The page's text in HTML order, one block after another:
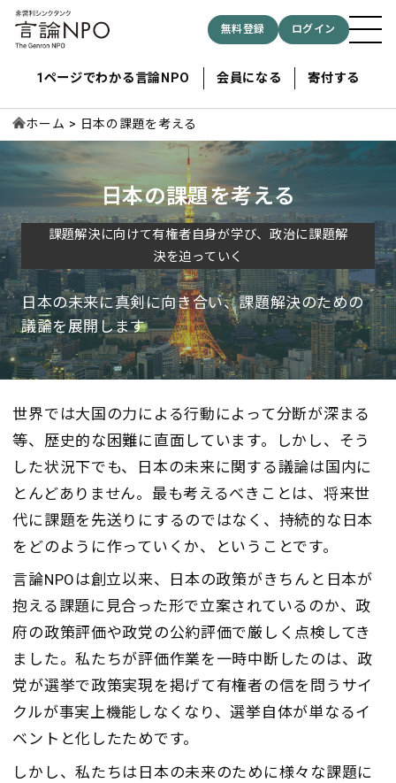
無料登録 ログイン
1ページでわかる言論NPO 会員になる 寄付する
記事検索する
検索
ホーム 日本の課題を考える
日本の課題を考える
課題解決に向けて有権者自身が学び、政治に課題解
決を迫っていく
日本の未来に真剣に向き合い、課題解決のための
議論を展開します
世界では大国の力による行動によって分断が深まる
等、歴史的な困難に直面しています。しかし、そう
した状況下でも、日本の未来に関する議論は国内に
とんどありません。最も考えるべきことは、将来世
代に課題を先送りにするのではなく、持続的な日本
をどのように作っていくか、ということです。
言論NPO は創立以来、日本の政策がきちんと日本が
抱える課題に見合った形で立案されているのか、政
府の政策評価や政党の公約評価で厳しく点検してき
ました。私たちが評価作業を一時中断したのは、政
党が選挙で政策実現を掲げて有権者の信を問うサイ
クルが事実上機能しなくなり、選挙自体が単なるイ
ベントと化したためです。
しかし、私たちは日本の未来のために様々な課題に